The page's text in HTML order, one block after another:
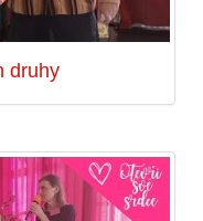
druhy